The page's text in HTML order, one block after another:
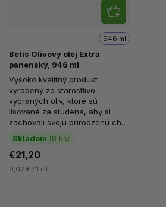
Betis Olivový olej Extra
panenský, 946 ml
Skladom (8 ks)
946 ml
€21,20
0,02 € / 1 ml
Vysoko kvalitný produkt
vyrobený zo starostlivo
vybraných olív, ktoré sú
lisované za studena, aby si
zachovali svoju prirodzenú chuť
a živiny. Tento olej je známy
svojou...